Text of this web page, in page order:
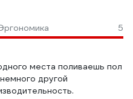
5
места поливаешь пол
другой